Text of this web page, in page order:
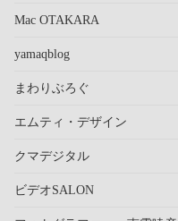
Mac OTAKARA
yamaqblog
まわりぶろぐ
エムティ・デザイン
クマデジタル
ビデオSALON